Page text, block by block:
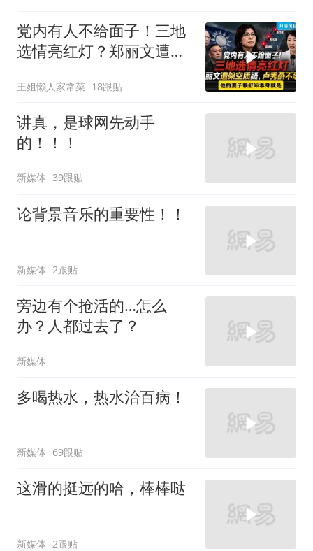
党内有人不给面子！三地
选情亮红灯？郑丽文遭架
一起来听听
王姐懒人家常菜 18跟贴
讲真，是球网先动手
的！！！
新媒体 39跟贴
论背景音乐的重要性！！
新媒体 2跟贴
旁边有个抢活的…怎么
办？人都过去了？
新媒体
多喝热水，热水治百病！
新媒体 69跟贴
这滑的挺远的哈，棒棒哒
新媒体 2跟贴